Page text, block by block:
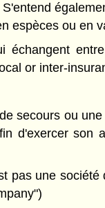
espèces ou en
échangent
or inter-
secours ou
d'exercer son
pas une